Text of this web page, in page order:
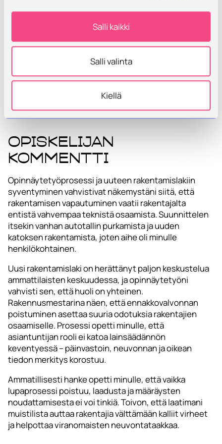
Salli kaikki
Salli valinta
Kiellä
lupamenettelyä, mutta samalla siirtänyt merkittävän
vastuun rakentajalle. Kyselytutkimus osoittaa, että
vaikeuttanut valvontaa ja lisännyt virherakentamisen
riskiä. Näihin haasteisiin vastaaminen edellyttää
rakentajilta aiempaa parempaa ymmärrystä omasta
vastuustaan.
Opiskelijan
kommentti
Opinnäytetyöprosessi ja uuteen rakentamislakiin
syventyminen vahvistivat näkemystäni siitä, että
rakentamisen vapautuminen vaatii rakentajalta
entistä vahvempaa teknistä osaamista. Suunnittelen
itsekin vanhan autotallin purkamista ja uuden
katoksen rakentamista, joten aihe oli minulle
henkilökohtainen.
Uusi rakentamislaki on herättänyt paljon keskustelua
ammattilaisten keskuudessa, ja opinnäytetyöni
vahvisti sen, että huoli on yhteinen.
Rakennusmestarina näen, että ennakkovalvonnan
poistuminen asettaa suuria odotuksia rakentajien
osaamiselle. Prosessi opetti minulle, että
asiantuntijan rooli ei katoa lainsäädännön
keventyessä – päinvastoin, neuvonnan ja oikean
tiedon merkitys korostuu.
Ammatillisesti hanke opetti minulle, että vaikka
lupaprosessi poistuu, laadusta ja määräysten
noudattamisesta ei voi tinkiä. Toivon, että laatimani
muistilista auttaa rakentajia välttämään kalliit virheet
ja helpottaa viranomaisten neuvontataakkaa.